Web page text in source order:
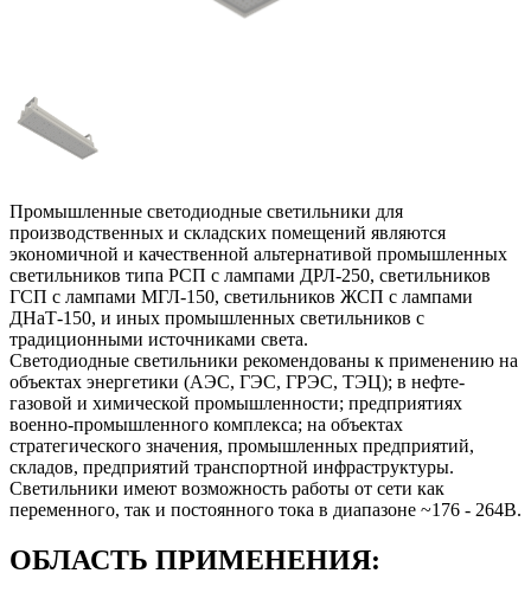
Промышленные светодиодные светильники для
производственных и складских помещений являются
экономичной и качественной альтернативой промышленных
светильников типа РСП с лампами ДРЛ-250, светильников
ГСП с лампами МГЛ-150, светильников ЖСП с лампами
ДНаТ-150, и иных промышленных светильников с
традиционными источниками света.
Светодиодные светильники рекомендованы к применению на
объектах энергетики (АЭС, ГЭС, ГРЭС, ТЭЦ); в нефте-
газовой и химической промышленности; предприятиях
военно-промышленного комплекса; на объектах
стратегического значения, промышленных предприятий,
складов, предприятий транспортной инфраструктуры.
Светильники имеют возможность работы от сети как
переменного, так и постоянного тока в диапазоне ~176 - 264В.
ОБЛАСТЬ ПРИМЕНЕНИЯ: